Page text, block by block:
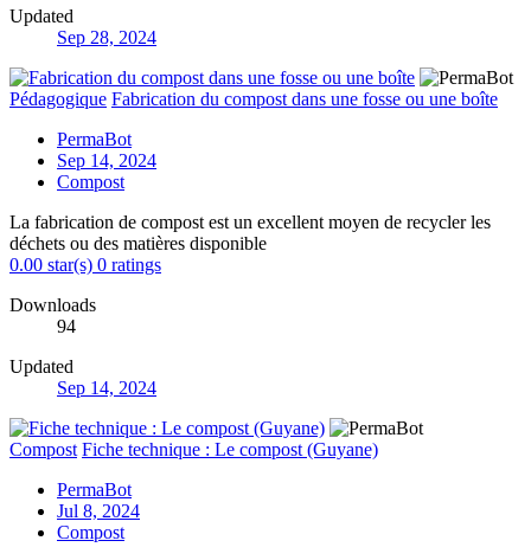
Updated
Sep 28, 2024
Pédagogique Fabrication du compost dans une fosse ou une boîte
PermaBot
Sep 14, 2024
Compost
La fabrication de compost est un excellent moyen de recycler les
déchets ou des matières disponible
0.00 star(s) 0 ratings
Downloads
94
Updated
Sep 14, 2024
Compost Fiche technique : Le compost (Guyane)
PermaBot
Jul 8, 2024
Compost